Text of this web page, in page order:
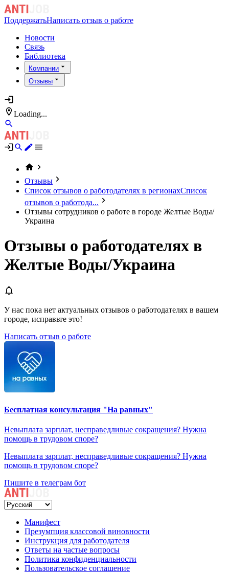
ПоддержатьНаписать отзыв о работе
Новости
Связь
Библиотека
Компании
Отзывы
Loading...
Отзывы
Список отзывов о работодателях в регионахСписок
отзывов о работода...
Отзывы сотрудников о работе в городе Желтые Воды/
Украина
Отзывы о работодателях в
Желтые Воды/Украина
У нас пока нет актуальных отзывов о работодателях в вашем
городе, исправьте это!
Написать отзыв о работе
Бесплатная консультация "На равных"
Невыплата зарплат, несправедливые сокращения? Нужна
помощь в трудовом споре?
Невыплата зарплат, несправедливые сокращения? Нужна
помощь в трудовом споре?
Пишите в телеграм бот
Манифест
Презумпция классовой виновности
Инструкция для работодателя
Ответы на частые вопросы
Политика конфиденциальности
Пользовательское соглашение